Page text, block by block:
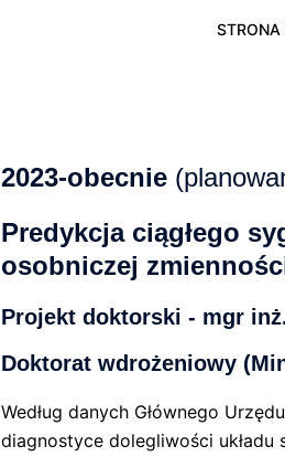
STRONA
2023-obecnie
Predykcja ciągłego
osobniczej
Projekt doktorski - mgr
Doktorat wdrożeniowy
Według danych Głównego
diagnostyce dolegliwości układu